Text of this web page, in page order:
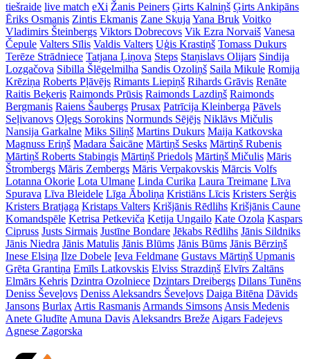
tiešraide live match eXi Žanis Peiners Ģirts Kalniņš Ģirts Ankipāns
Ēriks Osmanis Zintis Ekmanis Zane Skuja Yana Bruk Voitko
Vladimirs Šteinbergs Viktors Dobrecovs Vik Ezra Norvaiš Vanesa
Čepule Valters Sīlis Valdis Valters Uģis Krastiņš Tomass Dukurs
Terēze Strādniece Tatjana Ļiņova Steps Staņislavs Olijars Sindija
Lozgačova Sibilla Šlēgelmilha Sandis Ozoliņš Saila Mikule Romija
Krēziņa Roberts Pļāvējs Rimants Liepiņš Rihards Grāvis Renāte
Raitis Beķeris Raimonds Prūsis Raimonds Lazdiņš Raimonds
Bergmanis Raiens Šaubergs Prusax Patrīcija Kleinberga Pāvels
Seļivanovs Oļegs Sorokins Normunds Sējējs Niklāvs Mičulis
Nansija Garkalne Miks Siliņš Martins Dukurs Maija Katkovska
Magnuss Eriņš Madara Šaicāne Mārtiņš Sesks Mārtiņš Rubenis
Mārtiņš Roberts Stabingis Mārtiņš Priedols Mārtiņš Mičulis Māris
Štrombergs Māris Zembergs Māris Verpakovskis Mārcis Volfs
Lotanna Okorie Lota Ulmane Linda Curika Laura Treimane Līva
Spurava Līva Bleidele Līga Āboliņa Kristiāns Līcis Kristers Serģis
Kristers Bratjaga Kristaps Valters Krišjānis Rēdlihs Krišjānis Caune
Komandspēle Ketrisa Petkeviča Ketija Ungailo Kate Ozola Kaspars
Cipruss Justs Sirmais Justīne Bondare Jēkabs Rēdlihs Jānis Sildniks
Jānis Niedra Jānis Matulis Jānis Blūms Jānis Būms Jānis Bērziņš
Inese Elsiņa Ilze Dobele Ieva Feldmane Gustavs Mārtiņš Upmanis
Grēta Grantiņa Emīls Latkovskis Elviss Strazdiņš Elvīrs Zaltāns
Elmārs Kehris Dzintra Ozolniece Dzintars Dreibergs Dilans Tunēns
Deniss Ševeļovs Deniss Aleksandrs Ševeļovs Daiga Bitēna Dāvids
Jansons Burlax Artis Rasmanis Armands Simsons Ansis Medenis
Anete Gludīte Amuna Davis Aleksandrs Breže Aigars Fadejevs
Agnese Zagorska